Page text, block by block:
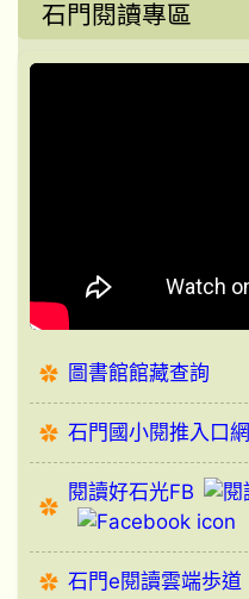
石門閱讀專區
圖書館館藏查詢
石門國小閱推入口網
閱讀好石光FB
石門e閱讀雲端歩道